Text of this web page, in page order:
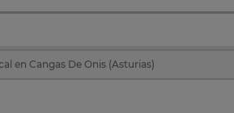
en Cangas De Onis (Asturias)